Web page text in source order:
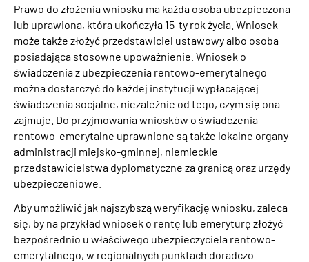
Prawo do złożenia wniosku ma każda osoba ubezpieczona
lub uprawiona, która ukończyła 15-ty rok życia. Wniosek
może także złożyć przedstawiciel ustawowy albo osoba
posiadająca stosowne upoważnienie. Wniosek o
świadczenia z ubezpieczenia rentowo-emerytalnego
można dostarczyć do każdej instytucji wypłacającej
świadczenia socjalne, niezależnie od tego, czym się ona
zajmuje. Do przyjmowania wniosków o świadczenia
rentowo-emerytalne uprawnione są także lokalne organy
administracji miejsko-gminnej, niemieckie
przedstawicielstwa dyplomatyczne za granicą oraz urzędy
ubezpieczeniowe.
Aby umożliwić jak najszybszą weryfikację wniosku, zaleca
się, by na przykład wniosek o rentę lub emeryturę złożyć
bezpośrednio u właściwego ubezpieczyciela rentowo-
emerytalnego, w regionalnych punktach doradczo-